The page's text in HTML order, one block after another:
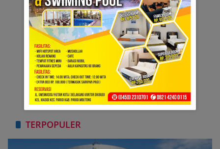
TERPOPULER